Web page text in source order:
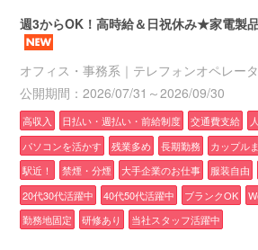
週3からOK！高時給＆日祝休み★家電製
オフィス・事務系｜テレフォンオペレータ
公開期間：2026/07/31～2026/09/30
高収入 日払い・週払い・前給制度 交通費支給
パソコンを活かす
残業多め 長期勤務
カップル
駅近！
禁煙・分煙 大手企業のお仕事 服装自由
20代30代活躍中
40代50代活躍中 ブランクOK
勤務地固定
研修あり 当社スタッフ活躍中